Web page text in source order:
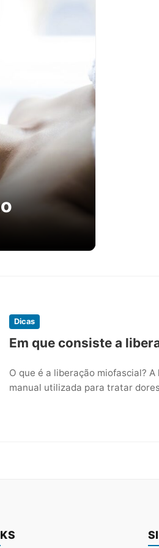
Dicas
Em que consiste a
O que é a liberação miofascial?
manual utilizada para tratar